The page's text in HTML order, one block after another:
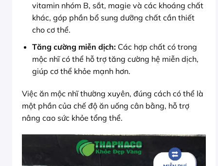
vitamin nhóm B, sắt, magie và các khoáng chất
khác, góp phần bổ sung dưỡng chất cần thiết
cho cơ thể.
Tăng cường miễn dịch:Các hợp chất có trong
mộc nhĩ có thể hỗ trợ tăng cường hệ miễn dịch,
giúp cơ thể khỏe mạnh hơn.
Việc ăn mộc nhĩ thường xuyên, đúng cách có thể là
một phần của chế độ ăn uống cân bằng, hỗ trợ
nâng cao sức khỏe tổng thể.